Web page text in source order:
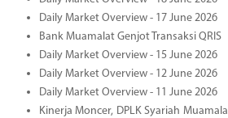
Daily Market Overview - 17 June 2026
Bank Muamalat Genjot Transaksi QRIS
Daily Market Overview - 15 June 2026
Daily Market Overview - 12 June 2026
Daily Market Overview - 11 June 2026
Kinerja Moncer, DPLK Syariah